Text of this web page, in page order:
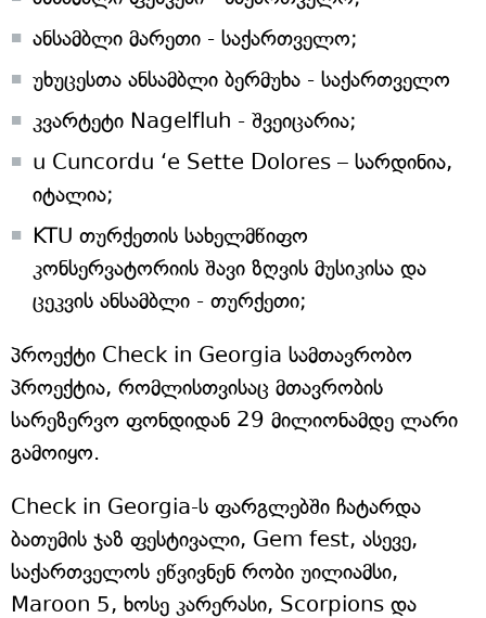
ანსამბლი მარეთი - საქართველო;
უხუცესთა ანსამბლი ბერმუხა - საქართველო
კვარტეტი Nagelfluh - შვეიცარია;
u Cuncordu ‘e Sette Dolores – სარდინია,
იტალია;
KTU თურქეთის სახელმწიფო
კონსერვატორიის შავი ზღვის მუსიკისა და
ცეკვის ანსამბლი - თურქეთი;
პროექტი Check in Georgia სამთავრობო
პროექტია, რომლისთვისაც მთავრობის
სარეზერვო ფონდიდან 29 მილიონამდე ლარი
გამოიყო.
Check in Georgia-ს ფარგლებში ჩატარდა
ბათუმის ჯაზ ფესტივალი, Gem fest, ასევე,
საქართველოს ეწვივნენ რობი უილიამსი,
Maroon 5, ხოსე კარერასი, Scorpions და